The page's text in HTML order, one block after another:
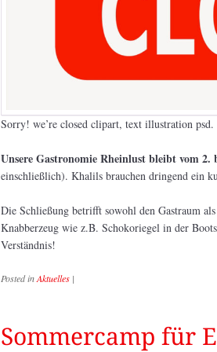
Sorry! we’re closed clipart, text illustration
Unsere Gastronomie Rheinlust bleibt vom 2.
einschließlich). Khalils brauchen dringend ein
Die Schließung betrifft sowohl den Gastraum
Knabberzeug wie z.B. Schokoriegel in der
Verständnis!
Posted inAktuelles |
Sommercamp für